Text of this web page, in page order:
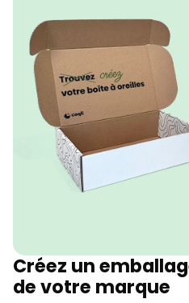
Créez un
de votre marque